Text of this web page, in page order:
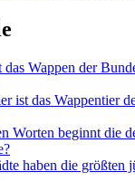
das Wappen der
ist das Wappentier
Worten beginnt die
haben die größten